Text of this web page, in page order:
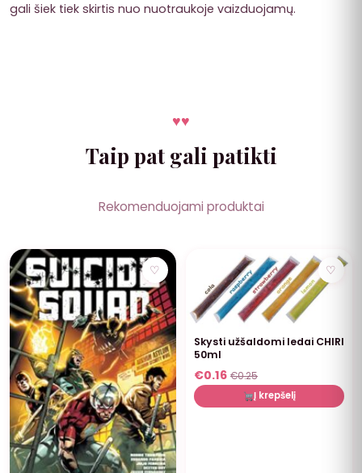
gali šiek tiek skirtis nuo nuotraukoje vaizduojamų.
♥♥
Taip pat gali patikti
Rekomenduojami produktai
♡ NUOLAIDA ♡
Skysti užšaldomi ledai CHIRI
50ml
€0.16 €0.25
Į krepšelį